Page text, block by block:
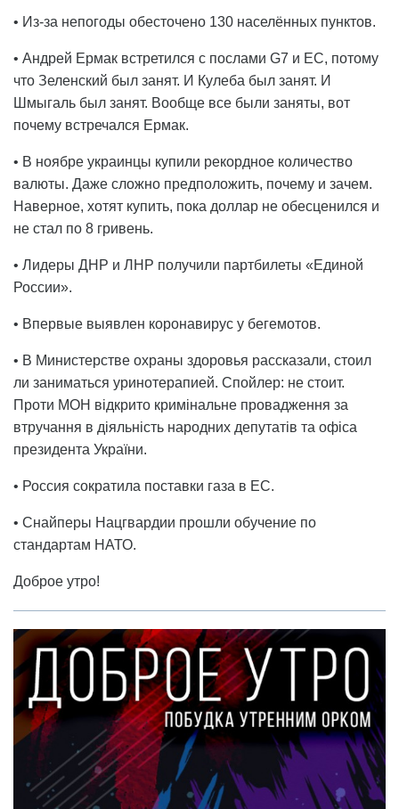
• Из-за непогоды обесточено 130 населённых пунктов.
• Андрей Ермак встретился с послами G7 и ЕС, потому
что Зеленский был занят. И Кулеба был занят. И
Шмыгаль был занят. Вообще все были заняты, вот
почему встречался Ермак.
• В ноябре украинцы купили рекордное количество
валюты. Даже сложно предположить, почему и зачем.
Наверное, хотят купить, пока доллар не обесценился и
не стал по 8 гривень.
• Лидеры ДНР и ЛНР получили партбилеты «Единой
России».
• Впервые выявлен коронавирус у бегемотов.
• В Министерстве охраны здоровья рассказали, стоил
ли заниматься уринотерапией. Спойлер: не стоит.
Проти МОН відкрито кримінальне провадження за
втручання в діяльність народних депутатів та офіса
президента України.
• Россия сократила поставки газа в ЕС.
• Снайперы Нацгвардии прошли обучение по
стандартам НАТО.
Доброе утро!